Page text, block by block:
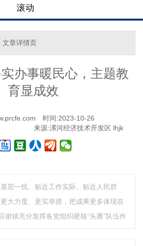
滚动
文章详情页
办事暖民心，主题教
育显成效
时间:2023-10-26
来源:漯河经济技术开发区 lhjk
层一线、贴近工作实际、贴近人民群
大力度、更实举措，把成果更多体现在
谢镇充分发挥各党组织硬核“头雁”队伍作